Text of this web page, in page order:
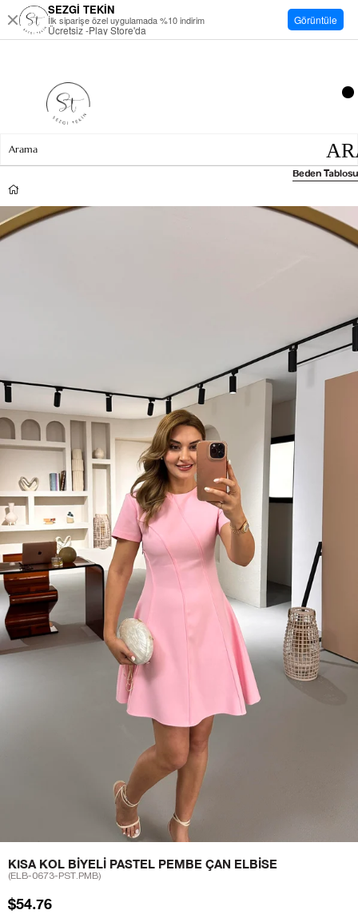
KISA KOL BIYELI PASTEL PEMBE ÇAN ELBISE
(ELB-0673-PST.PMB)
$54.76
Beden Tablosu
SEZGİ TEKİN
İlk siparişe özel uygulamada %10 indirim
Ücretsiz -Play Store'da
Görüntüle